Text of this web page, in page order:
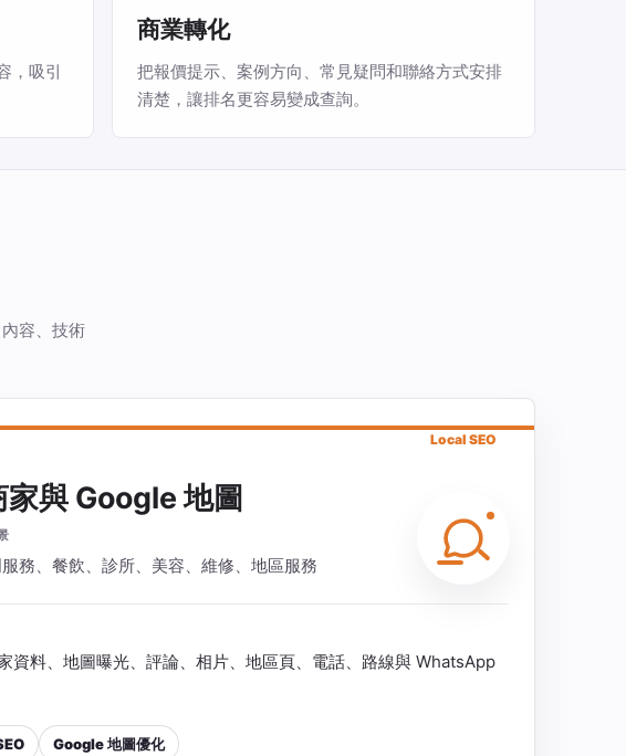
，吸引
商業轉化
把報價提示、案例方向、常見疑問和聯絡方式安排
清楚，讓排名更容易變成查詢。
容、技術
Local SEO
家與 Google 地圖
務、餐飲、診所、美容、維修、地區服務
資料、地圖曝光、評論、相片、地區頁、電話、路線與 WhatsApp
Google 地圖優化